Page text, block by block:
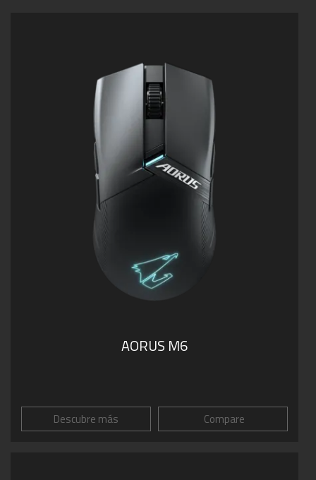
AORUS M6
Descubre más Compare